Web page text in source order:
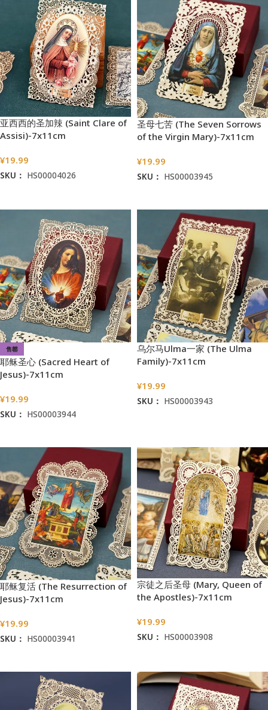
亚西西的圣加辣 (Saint Clare of
Assisi)-7x11cm
¥19.99
SKU： HS00004026
圣母七苦 (The Seven Sorrows
of the Virgin Mary)-7x11cm
¥19.99
SKU： HS00003945
售罄
耶稣圣心 (Sacred Heart of
Jesus)-7x11cm
¥19.99
SKU： HS00003944
乌尔马Ulma一家 (The Ulma
Family)-7x11cm
¥19.99
SKU： HS00003943
耶稣复活 (The Resurrection of
Jesus)-7x11cm
¥19.99
SKU： HS00003941
宗徒之后圣母 (Mary, Queen of
the Apostles)-7x11cm
¥19.99
SKU： HS00003908